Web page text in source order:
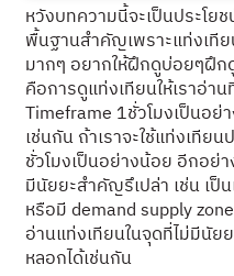
หวังบทความนี้จะเป็นประโ
พื้นฐานสำคัญเพราะแท่งเทีย
มากๆ อยากให้ฝึกดูบ่อยๆฝึก
คือการดูแท่งเทียนให้เราอ่า
Timeframe 1ชั่วโมงเป็นอ
เช่นกัน ถ้าเราจะใช้แท่งเทีย
ชั่วโมงเป็นอย่างน้อย อีกอย่
มีนัยยะสำคัญรึเปล่า เช่น เป็
หรือมี demand supply
อ่านแท่งเทียนในจุดที่ไม่มีนัย
หลอกได้เช่นกัน